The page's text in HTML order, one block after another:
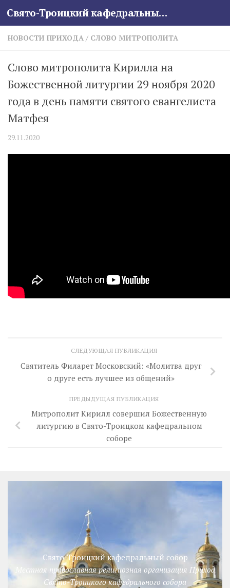
Skip to content Свято-Троицкий кафедральный собор
НОВОСТИ ПРИХОДА / СЛОВО МИТРОПОЛИТА
Слово митрополита Кирилла на
Божественной литургии 29 ноября 2020
года в день памяти святого евангелиста
Матфея
29.11.2020
СЛЕДУЮЩАЯ ПУБЛИКАЦИЯ
Святитель Филарет Московский: «Молитва друг
о друге есть лучшее из общений»
ПРЕДЫДУЩАЯ ПУБЛИКАЦИЯ
Митрополит Кирилл совершил Божественную
литургию в Свято-Троицком кафедральном
соборе
Свято-Троицкий кафедральный собор
Местная православная религиозная организация Приход
Свято-Троицкого кафедрального собора